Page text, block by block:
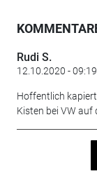
Rudi S.
12.10.2020 -
Hoffentlich
Kisten bei VW auf